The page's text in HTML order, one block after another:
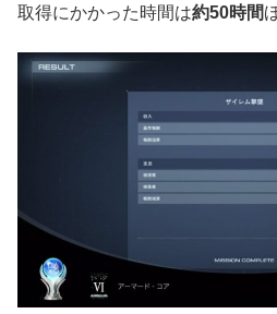
取得にかかった時間は約50時間